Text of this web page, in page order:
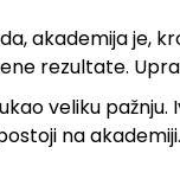
akademija je,
rezultate.
veliku
na